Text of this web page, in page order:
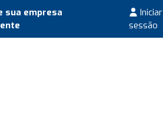
sua empresa
Iniciar
sessão